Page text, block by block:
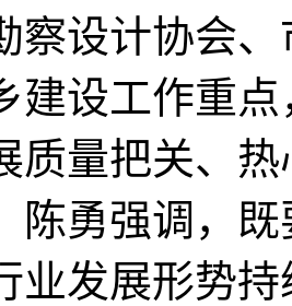
察设计协会
建设工作重
质量把关、
陈勇强调，
业发展形势